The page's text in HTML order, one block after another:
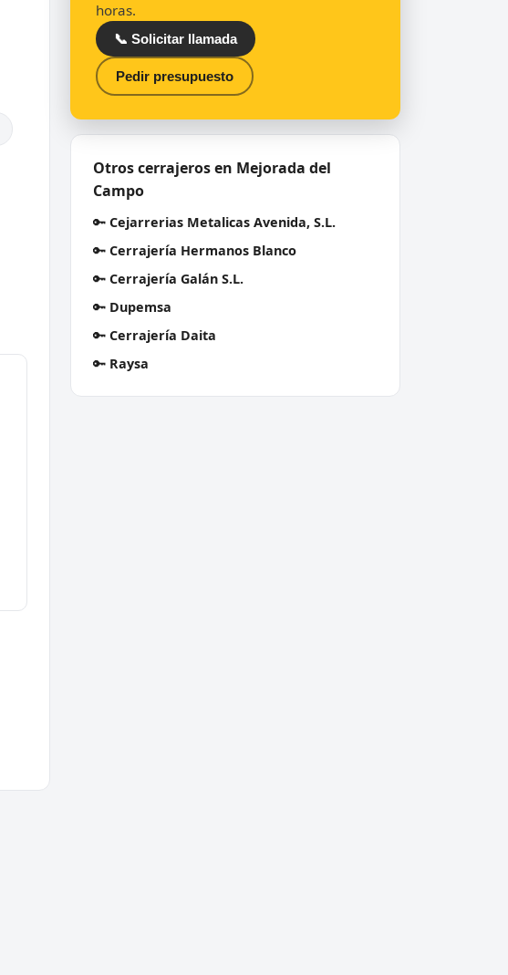
horas.
📞 Solicitar llamada
Pedir presupuesto
Otros cerrajeros en Mejorada del
Campo
🔑 Cejarrerias Metalicas Avenida, S.L.
🔑 Cerrajería Hermanos Blanco
🔑 Cerrajería Galán S.L.
🔑 Dupemsa
🔑 Cerrajería Daita
🔑 Raysa